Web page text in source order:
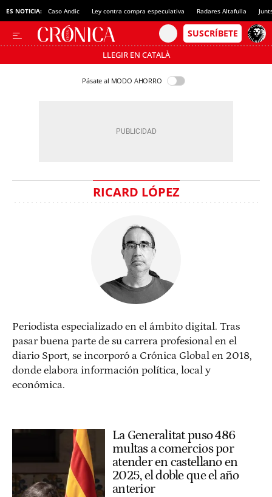
ES NOTICIA: Caso Andic Ley contra compra especulativa Radares Altafulla
LLEGIR EN CATALÀ
Pásate al MODO AHORRO
RICARD LÓPEZ
Periodista especializado en el ámbito digital. Tras
pasar buena parte de su carrera profesional en el
diario Sport, se incorporó a Crónica Global en 2018,
donde elabora información política, local y
económica.
La Generalitat puso 486
multas a comercios por
atender en castellano en
2025, el doble que el año
anterior